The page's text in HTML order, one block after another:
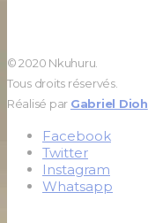
© 2020 Nkuhuru.
Tous droits réservés.
Réalisé par Gabriel Dioh
Facebook
Twitter
Instagram
Whatsapp